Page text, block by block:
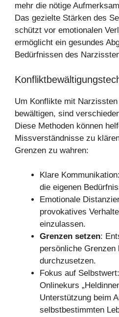
mehr die nötige
Das gezielte Stärken des
schützt vor emotionalen
ermöglicht ein gesundes
Bedürfnissen des
Um Konflikte mit
bewältigen, sind
Diese Methoden können
Missverständnisse zu
Grenzen zu wahren:
Klare
die eigenen
Emotionale
provokatives
einzulassen.
Grenzen setzen:
persönliche Grenzen
durchzusetzen.
Fokus auf
Onlinekurs
Unterstützung beim
selbstbestimmten